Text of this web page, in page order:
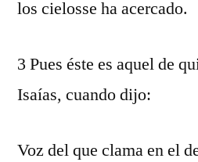
los cielosse ha acercado.
3 Pues éste es aquel de
Isaías, cuando dijo:
Voz del que clama en el